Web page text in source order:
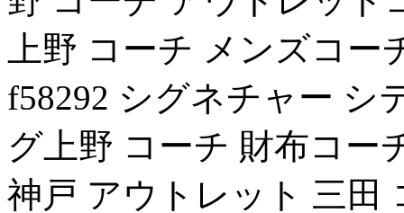
上野 コーチ メンズコ
f58292 シグネチャー シ
グ上野 コーチ 財布コー
神戸 アウトレット 三田